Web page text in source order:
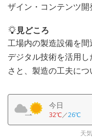
ザイン・コンテンツ開
見どころ
工場内の製造設備を
デジタル技術を活用
さと、製造の工夫につ
今日
32℃／26℃
天